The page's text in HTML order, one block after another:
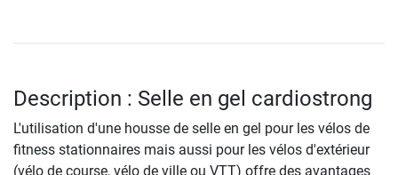
Description : Selle en gel cardiostrong
L'utilisation d'une housse de selle en gel pour les vélos de
fitness stationnaires mais aussi pour les vélos d'extérieur
(vélo de course, vélo de ville ou VTT) offre des avantages